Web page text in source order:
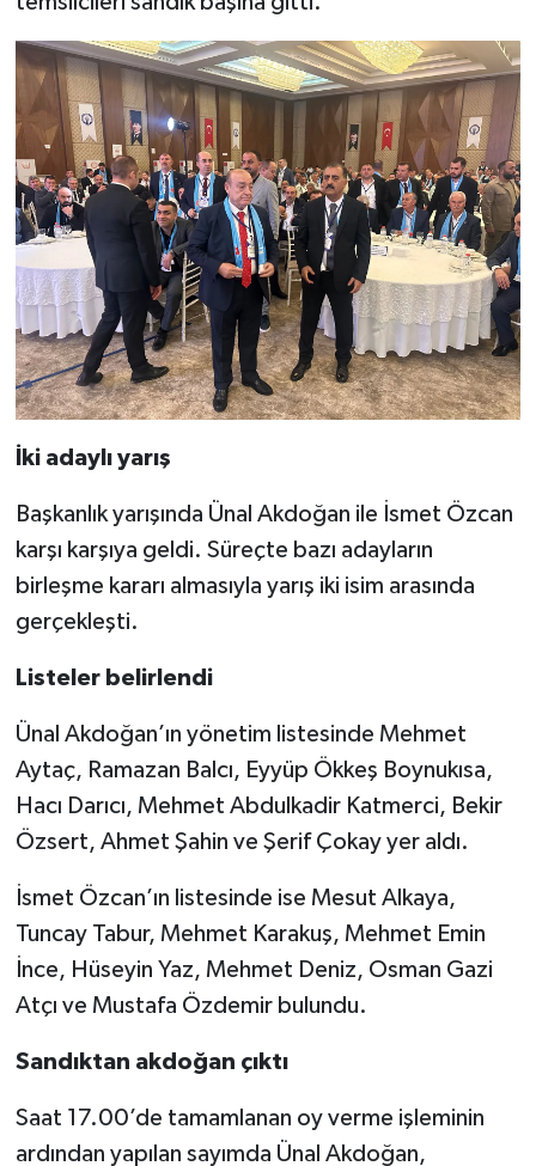
İki adaylı yarış
Başkanlık yarışında Ünal Akdoğan ile İsmet Özcan
karşı karşıya geldi. Süreçte bazı adayların
birleşme kararı almasıyla yarış iki isim arasında
gerçekleşti.
Listeler belirlendi
Ünal Akdoğan’ın yönetim listesinde Mehmet
Aytaç, Ramazan Balcı, Eyyüp Ökkeş Boynukısa,
Hacı Darıcı, Mehmet Abdulkadir Katmerci, Bekir
Özsert, Ahmet Şahin ve Şerif Çokay yer aldı.
İsmet Özcan’ın listesinde ise Mesut Alkaya,
Tuncay Tabur, Mehmet Karakuş, Mehmet Emin
İnce, Hüseyin Yaz, Mehmet Deniz, Osman Gazi
Atçı ve Mustafa Özdemir bulundu.
Sandıktan akdoğan çıktı
Saat 17.00’de tamamlanan oy verme işleminin
ardından yapılan sayımda Ünal Akdoğan,